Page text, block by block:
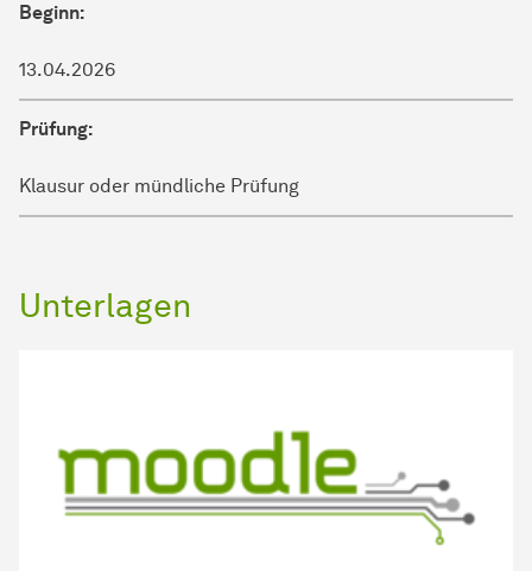
Beginn:
13.04.2026
Prüfung:
Klausur oder mündliche Prüfung
Unterlagen